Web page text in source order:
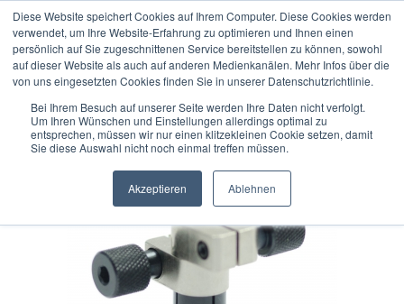
Diese Website speichert Cookies auf Ihrem Computer. Diese Cookies werden
verwendet, um Ihre Website-Erfahrung zu optimieren und Ihnen einen
persönlich auf Sie zugeschnittenen Service bereitstellen zu können, sowohl
auf dieser Website als auch auf anderen Medienkanälen. Mehr Infos über die
von uns eingesetzten Cookies finden Sie in unserer Datenschutzrichtlinie.
Bei Ihrem Besuch auf unserer Seite werden Ihre Daten nicht verfolgt.
Um Ihren Wünschen und Einstellungen allerdings optimal zu
entsprechen, müssen wir nur einen klitzekleinen Cookie setzen, damit
Sie diese Auswahl nicht noch einmal treffen müssen.
Akzeptieren Ablehnen
« Erster « zurück weiter »
Letzter »
DIATEST Einbauhalter zum Einkleben K30-DT